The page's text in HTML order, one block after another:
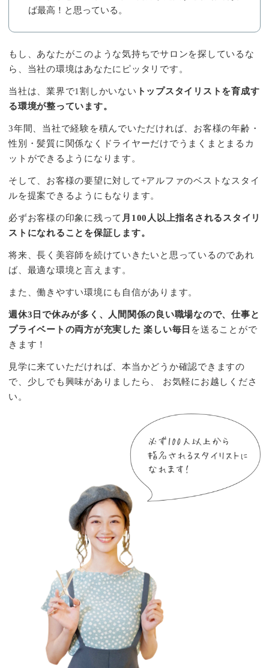
ば最高！と思っている。
もし、あなたがこのような気持ちでサロンを探しているな
ら、当社の環境はあなたにピッタリです。
当社は、業界で1割しかいない トップスタイリストを育成す
る環境が整っています。
3年間、当社で経験を積んでいただければ、お客様の年齢・
性別・髪質に関係なくドライヤーだけでうまくまとまるカ
ットができるようになります。
そして、お客様の要望に対して+アルファのベストなスタイ
ルを提案できるようにもなります。
必ずお客様の印象に残って 月100人以上指名されるスタイリ
ストになれることを保証します。
将来、長く美容師を続けていきたいと思っているのであれ
ば、最適な環境と言えます。
また、働きやすい環境にも自信があります。
週休3日で休みが多く、人間関係の良い職場なので、仕事と
プライベートの両方が充実した 楽しい毎日 を送ることがで
きます！
見学に来ていただければ、本当かどうか確認できますの
で、少しでも興味がありましたら、
お気軽にお越しくださ
い。